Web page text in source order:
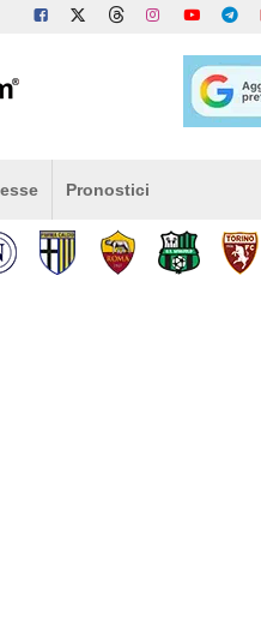
Pronostici